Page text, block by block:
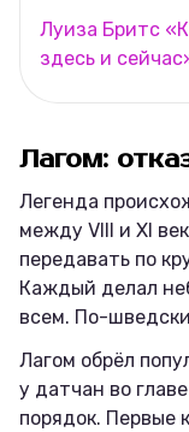
Луиза Бритс
здесь и
Лагом:
Легенда
между VIII и XI
передавать по
Каждый делал
всем. По-
Лагом обрёл
у датчан во
порядок. Первые